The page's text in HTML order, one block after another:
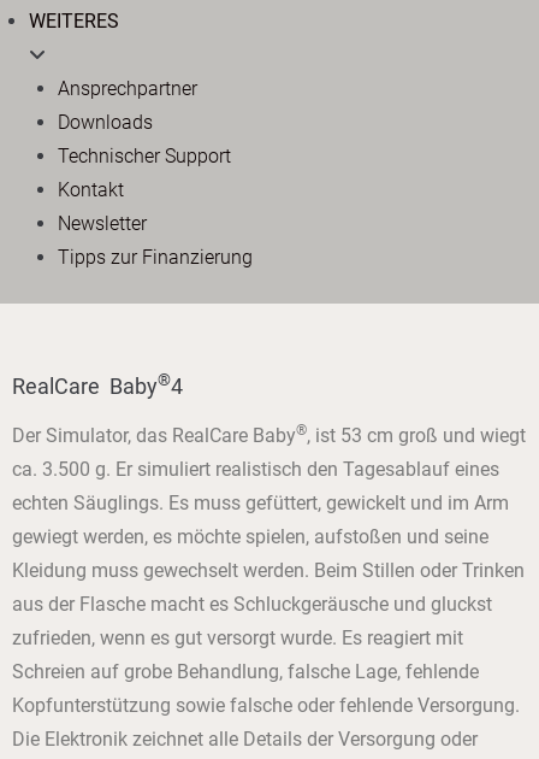
WEITERES
Ansprechpartner
Downloads
Technischer Support
Kontakt
Newsletter
Tipps zur Finanzierung
RealCare Baby®4
Der Simulator, das RealCare Baby®, ist 53 cm groß und wiegt
ca. 3.500 g. Er simuliert realistisch den Tagesablauf eines
echten Säuglings. Es muss gefüttert, gewickelt und im Arm
gewiegt werden, es möchte spielen, aufstoßen und seine
Kleidung muss gewechselt werden. Beim Stillen oder Trinken
aus der Flasche macht es Schluckgeräusche und gluckst
zufrieden, wenn es gut versorgt wurde. Es reagiert mit
Schreien auf grobe Behandlung, falsche Lage, fehlende
Kopfunterstützung sowie falsche oder fehlende Versorgung.
Die Elektronik zeichnet alle Details der Versorgung oder